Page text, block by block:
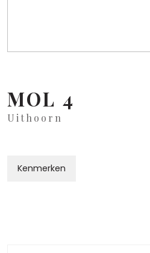
MOL 4
Uithoorn
Kenmerken